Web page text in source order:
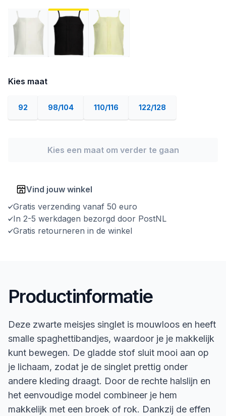
Kies maat
92 98/104 110/116 122/128
Kies een maat om verder te gaan
Vind jouw winkel
Gratis verzending vanaf 50 euro
In 2-5 werkdagen bezorgd door PostNL
Gratis retourneren in de winkel
Productinformatie
Deze zwarte meisjes singlet is mouwloos en heeft
smalle spaghettibandjes, waardoor je je makkelijk
kunt bewegen. De gladde stof sluit mooi aan op
je lichaam, zodat je de singlet prettig onder
andere kleding draagt. Door de rechte halslijn en
het eenvoudige model combineer je hem
makkelijk met een broek of rok. Dankzij de effen